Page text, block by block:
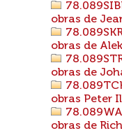
obras de
obras de
obras de
obras Peter
obras de